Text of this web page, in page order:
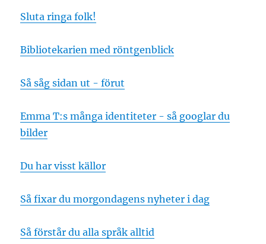
Sluta ringa folk!
Bibliotekarien med röntgenblick
Så såg sidan ut - förut
Emma T:s många identiteter - så googlar du
bilder
Du har visst källor
Så fixar du morgondagens nyheter i dag
Så förstår du alla språk alltid